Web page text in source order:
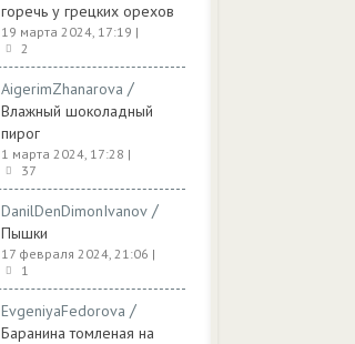
горечь у грецких орехов
19 марта 2024, 17:19 |
2
AigerimZhanarova /
Влажный шоколадный
пирог
1 марта 2024, 17:28 |
37
DanilDenDimonIvanov /
Пышки
17 февраля 2024, 21:06 |
1
EvgeniyaFedorova /
Баранина томленая на